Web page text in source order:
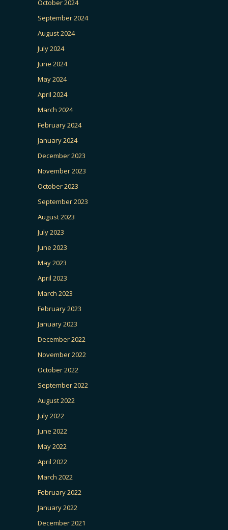
October 2024
September 2024
August 2024
July 2024
June 2024
May 2024
April 2024
March 2024
February 2024
January 2024
December 2023
November 2023
October 2023
September 2023
August 2023
July 2023
June 2023
May 2023
April 2023
March 2023
February 2023
January 2023
December 2022
November 2022
October 2022
September 2022
August 2022
July 2022
June 2022
May 2022
April 2022
March 2022
February 2022
January 2022
December 2021